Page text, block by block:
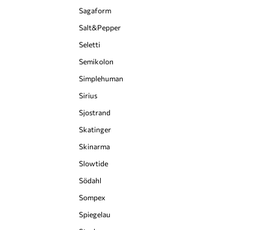
Sagaform
Salt&Pepper
Seletti
Semikolon
Simplehuman
Sirius
Sjostrand
Skatinger
Skinarma
Slowtide
Södahl
Sompex
Spiegelau